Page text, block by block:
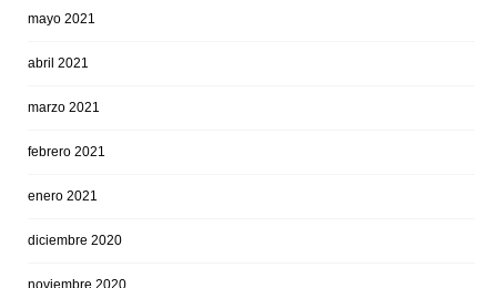
mayo 2021
abril 2021
marzo 2021
febrero 2021
enero 2021
diciembre 2020
noviembre 2020